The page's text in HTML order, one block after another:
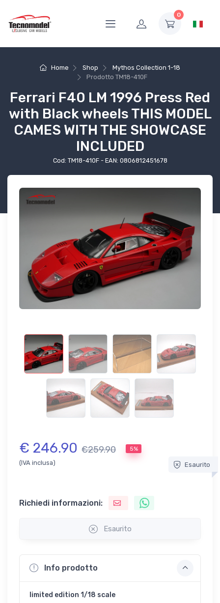
0
Home Shop
Mythos Collection 1-18
ProdottoTM18-410F
Ferrari F40 LM 1996 Press Red
with Black wheels THIS MODEL
CAMES WITH THE SHOWCASE
INCLUDED
Cod: TM18-410F - EAN: 0806812451678
€ 246.90 €259.90 5%
(IVA inclusa) Esaurito
Richiedi informazioni:
Esaurito
Info prodotto
limited edition 1/18 scale